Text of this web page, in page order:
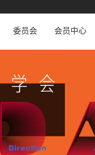
委员会
工作条例
委员会设置
相关规定
会员中心